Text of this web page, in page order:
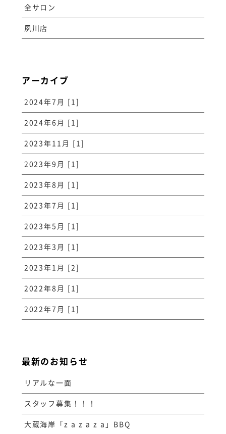
全サロン
夙川店
アーカイブ
2024年7月 [1]
2024年6月 [1]
2023年11月 [1]
2023年9月 [1]
2023年8月 [1]
2023年7月 [1]
2023年5月 [1]
2023年3月 [1]
2023年1月 [2]
2022年8月 [1]
2022年7月 [1]
最新のお知らせ
リアルな一面
スタッフ募集！！！
大蔵海岸「z a z a z a」BBQ